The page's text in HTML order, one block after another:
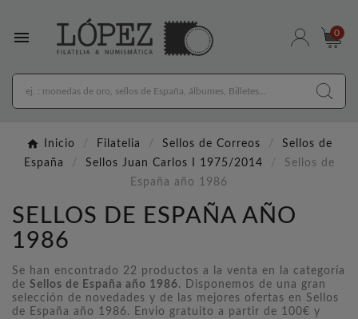
 0
Inicio Filatelia Sellos de Correos
Sellos de
España
Sellos Juan Carlos I 1975/2014
Sellos de
España año 1986
SELLOS DE ESPAÑA AÑO
1986
Se han encontrado 22 productos a la venta en la categoría
de Sellos de España año 1986. Disponemos de una gran
selección de novedades y de las mejores ofertas en Sellos
de España año 1986. Envio gratuito a partir de 100€ y